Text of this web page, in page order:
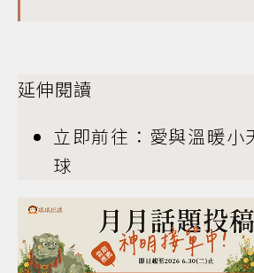
延伸閱讀
立即前往：愛與溫暖
球